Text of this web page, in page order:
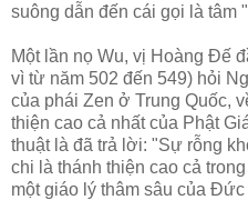
suông dẫn đến cái gọi là tâm
Một lần nọ Wu, vị Hoàng Ðế
vì từ năm 502 đến 549) hỏi
của phái Zen ở Trung Quốc,
thiện cao cả nhất của Phật
thuật là đã trả lời: "Sự rỗng
chi là thánh thiện cao cả
một giáo lý thâm sâu của